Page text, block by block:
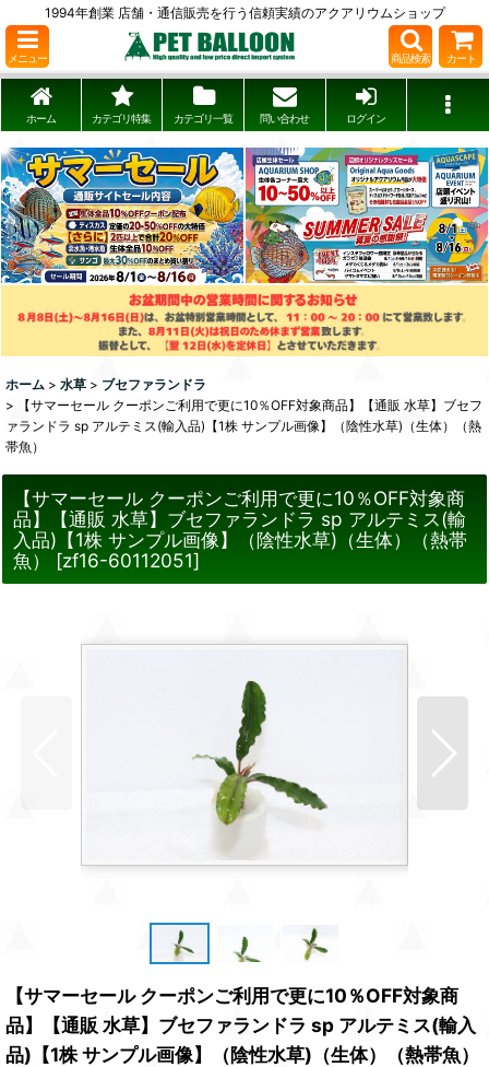
1994年創業 店舗・通信販売を行う信頼実績のアクアリウムショップ
メニュー 商品検索 カート
ホーム カテゴリ特集 カテゴリ一覧 問い合わせ ログイン
ホーム > 水草 > ブセファランドラ
>
【サマーセール クーポンご利用で更に10％OFF対象商品】【通販 水草】ブセフ
ァランドラ sp アルテミス(輸入品)【1株 サンプル画像】（陰性水草)（生体）（熱
帯魚）
【サマーセール クーポンご利用で更に10％OFF対象商
品】【通販 水草】ブセファランドラ sp アルテミス(輸
入品)【1株 サンプル画像】（陰性水草)（生体）（熱帯
魚）
[zf16-60112051]
【サマーセール クーポンご利用で更に10％OFF対象商
品】【通販 水草】ブセファランドラ sp アルテミス(輸入
品)【1株 サンプル画像】（陰性水草)（生体）（熱帯魚）